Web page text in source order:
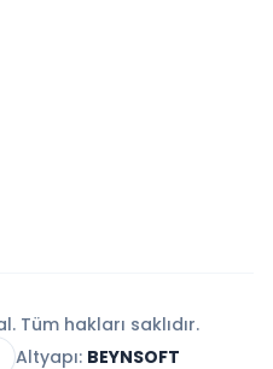
Tüm hakları saklıdır.
Altyapı: BEYNSOFT